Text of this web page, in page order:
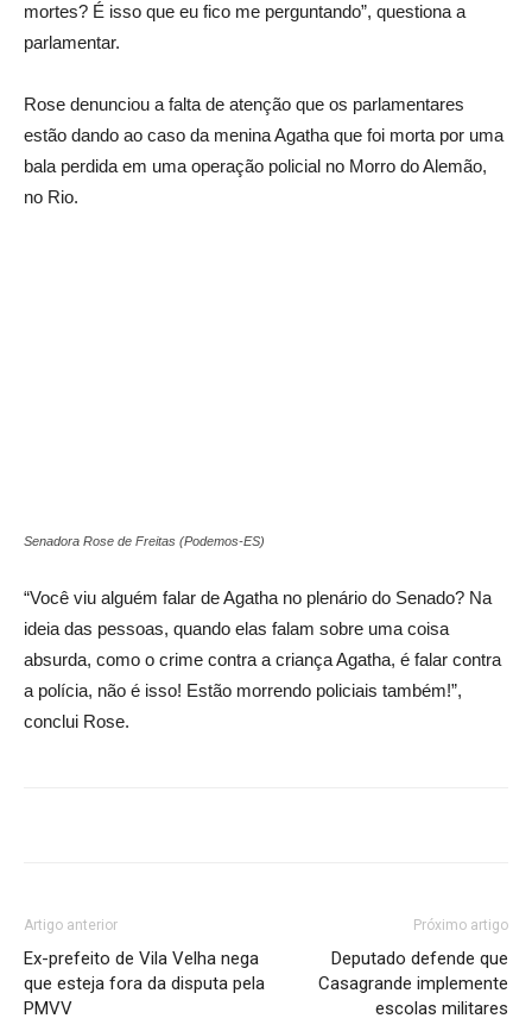
mortes? É isso que eu fico me perguntando”, questiona a
parlamentar.
Rose denunciou a falta de atenção que os parlamentares
estão dando ao caso da menina Agatha que foi morta por uma
bala perdida em uma operação policial no Morro do Alemão,
no Rio.
Senadora Rose de Freitas (Podemos-ES)
“Você viu alguém falar de Agatha no plenário do Senado? Na
ideia das pessoas, quando elas falam sobre uma coisa
absurda, como o crime contra a criança Agatha, é falar contra
a polícia, não é isso! Estão morrendo policiais também!”,
conclui Rose.
Artigo anterior
Ex-prefeito de Vila Velha nega
que esteja fora da disputa pela
PMVV
Próximo artigo
Deputado defende que
Casagrande implemente
escolas militares